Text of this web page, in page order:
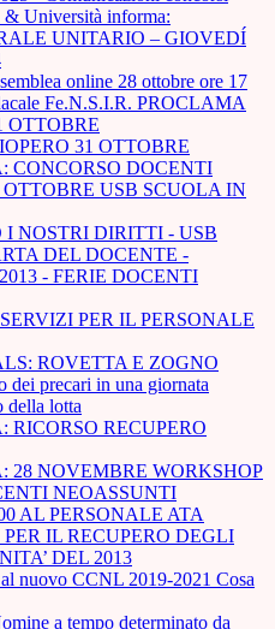
Università informa:
UNITARIO – GIOVEDÍ
online 28 ottobre ore 17
Fe.N.S.I.R. PROCLAMA
OTTOBRE
31 OTTOBRE
CONCORSO DOCENTI
USB SCUOLA IN
NOSTRI DIRITTI - USB
DEL DOCENTE -
- FERIE DOCENTI
PER IL PERSONALE
ROVETTA E ZOGNO
dei precari in una giornata
della lotta
RICORSO RECUPERO
28 NOVEMBRE WORKSHOP
NEOASSUNTI
AL PERSONALE ATA
IL RECUPERO DEGLI
DEL 2013
nuovo CCNL 2019-2021 Cosa
a tempo determinato da